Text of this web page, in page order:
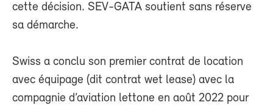
cette décision. SEV-GATA soutient sans réserve
sa démarche.
Swiss a conclu son premier contrat de location
avec équipage (dit contrat wet lease) avec la
compagnie d’aviation lettone en août 2022 pour